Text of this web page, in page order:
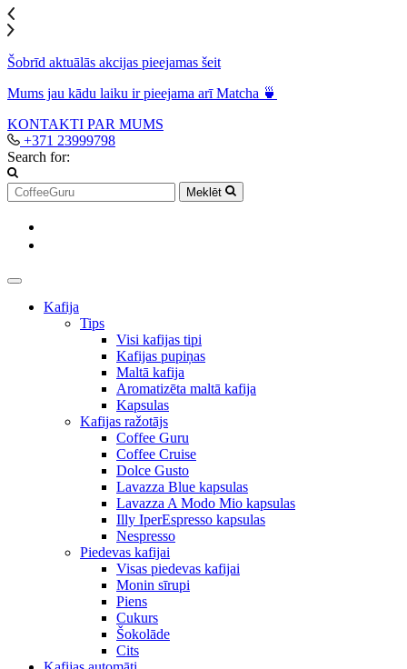
Šobrīd aktuālās akcijas pieejamas šeit
Mums jau kādu laiku ir pieejama arī Matcha 🍵
KONTAKTI PAR MUMS
+371 23999798
Search for:
Meklēt
Kafija
Tips
Visi kafijas tipi
Kafijas pupiņas
Maltā kafija
Aromatizēta maltā kafija
Kapsulas
Kafijas ražotājs
Coffee Guru
Coffee Cruise
Dolce Gusto
Lavazza Blue kapsulas
Lavazza A Modo Mio kapsulas
Illy IperEspresso kapsulas
Nespresso
Piedevas kafijai
Visas piedevas kafijai
Monin sīrupi
Piens
Cukurs
Šokolāde
Cits